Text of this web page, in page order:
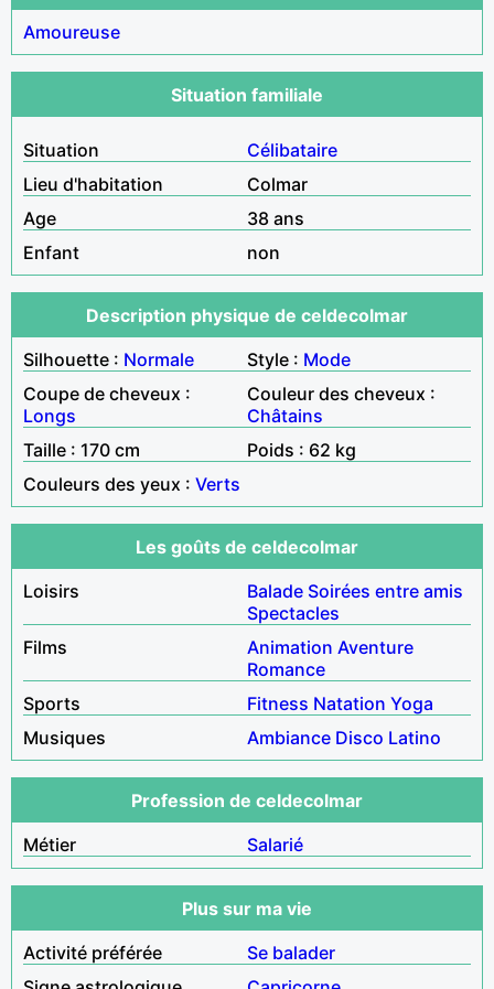
Amoureuse
Situation familiale
Situation
Célibataire
Lieu d'habitation
Colmar
Age
38 ans
Enfant
non
Description physique de celdecolmar
Silhouette : Normale Style : Mode
Coupe de cheveux :
Longs
Couleur des cheveux :
Châtains
Taille : 170 cm
Poids : 62 kg
Couleurs des yeux : Verts
Les goûts de celdecolmar
Loisirs
Balade Soirées entre amis
Spectacles
Films
Animation Aventure
Romance
Sports
Fitness Natation Yoga
Musiques
Ambiance Disco Latino
Profession de celdecolmar
Métier
Salarié
Plus sur ma vie
Activité préférée
Se balader